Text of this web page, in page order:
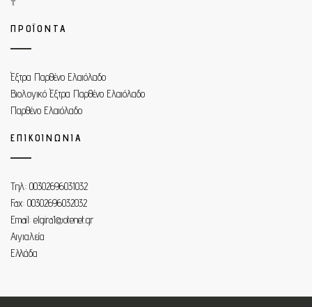
ΠΡΟΪΟΝΤΑ
Έξτρα Παρθένο Ελαιόλαδο
Βιολογικό Έξτρα Παρθένο Ελαιόλαδο
Παρθένο Ελαιόλαδο
ΕΠΙΚΟΙΝΩΝΙΑ
Τηλ: 00302696031032
Fax: 00302696032032
Email: elgira1@otenet.gr
Αιγιαλεία
Ελλάδα